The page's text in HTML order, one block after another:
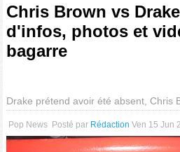
Chris Brown vs
d'infos, photos et
bagarre
Drake prétend avoir été absent, Chris
Pop News Posté par Rédaction Ven 15 Jun